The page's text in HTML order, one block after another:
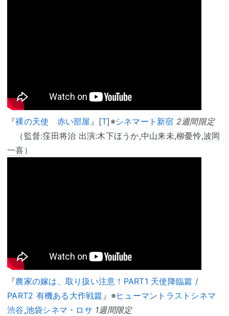
『裸の天使 赤い部屋 』[T]※シネマート新宿 2週間限定
（監督:窪田将治 出演:木下ほうか,中山来未,柳憂怜,波岡
一喜）
『農家の嫁は、取り扱い注意！PART1 天使降臨篇 /
PART2 有機ある大作戦篇 』※ヒューマントラストシネマ
渋谷,池袋シネマ・ロサ 1週間限定